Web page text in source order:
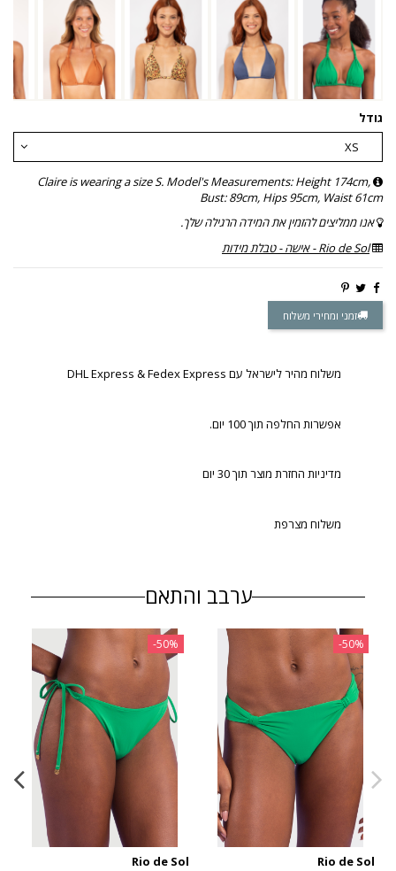
גודל
Claire is wearing a size S. Model's Measurements: Height 174cm,
Bust: 89cm, Hips 95cm, Waist 61cm
אנו ממליצים להזמין את המידה הרגילה שלך.
Rio de Sol - אישה - טבלת מידות
זמני ומחירי משלוח
משלוח מהיר לישראל עם DHL Express & Fedex Express
אפשרות החלפה תוך 100 יום.
מדיניות החזרת מוצר תוך 30 יום
משלוח מצרפת
ערבב והתאם
‎-50%
Rio de Sol
‎-50%
Rio de Sol